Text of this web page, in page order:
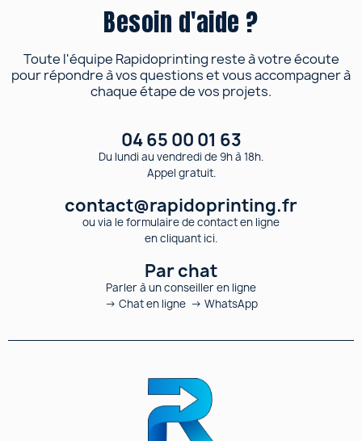
Besoin d'aide ?
Toute l'équipe Rapidoprinting reste à votre écoute
pour répondre à vos questions et vous accompagner à
chaque étape de vos projets.
04 65 00 01 63
Du lundi au vendredi de 9h à 18h.
Appel gratuit.
contact@rapidoprinting.fr
ou via le formulaire de contact en ligne
en cliquant ici.
Par chat
Parler à un conseiller en ligne
→ Chat en ligne → WhatsApp